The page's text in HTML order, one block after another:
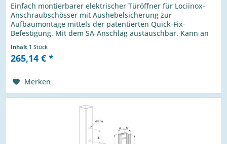
Einfach montierbarer elektrischer Türöffner für Lociinox-
Anschraubschösser mit Aushebelsicherung zur
Aufbaumontage mittels der patentierten Quick-Fix-
Befestigung. Mit dem SA-Anschlag austauschbar. Kann an
Inhalt 1 Stück
265,14 € *
Merken